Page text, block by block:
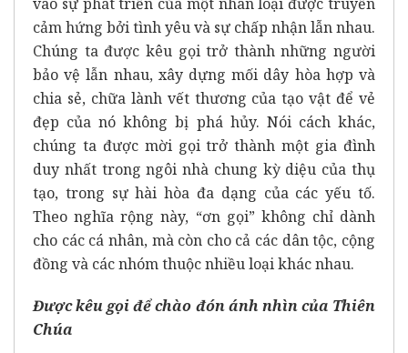
cảm hứng bởi tình yêu và sự chấp nhận lẫn nhau.
Chúng ta được kêu gọi trở thành những người
bảo vệ lẫn nhau, xây dựng mối dây hòa hợp và
chia sẻ, chữa lành vết thương của tạo vật để vẻ
đẹp của nó không bị phá hủy. Nói cách khác,
chúng ta được mời gọi trở thành một gia đình
duy nhất trong ngôi nhà chung kỳ diệu của thụ
tạo, trong sự hài hòa đa dạng của các yếu tố.
Theo nghĩa rộng này, “ơn gọi” không chỉ dành
cho các cá nhân, mà còn cho cả các dân tộc, cộng
đồng và các nhóm thuộc nhiều loại khác nhau.
Được kêu gọi để chào đón ánh nhìn của Thiên
Chúa